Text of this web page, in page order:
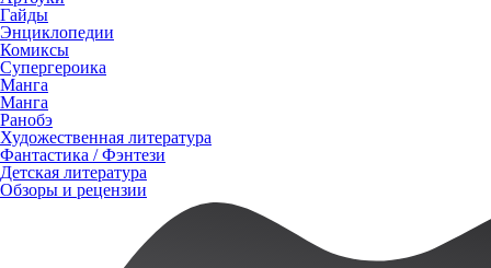
Гайды
Энциклопедии
Комиксы
Супергероика
Манга
Манга
Ранобэ
Художественная литература
Фантастика / Фэнтези
Детская литература
Обзоры и рецензии